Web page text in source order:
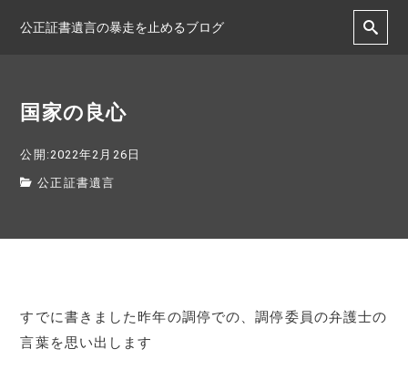
公正証書遺言の暴走を止めるブログ
国家の良心
公開:2022年2月26日
公正証書遺言
すでに書きました昨年の調停での、調停委員の弁護士の
言葉を思い出します